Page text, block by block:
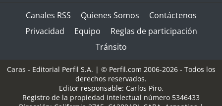
Canales RSS Quienes Somos
Contáctenos
Privacidad
Equipo
Reglas de participación
Tránsito
Caras - Editorial Perfil S.A. | © Perfil.com 2006-2026 - Todos los
derechos reservados.
Editor responsable: Carlos Piro.
Registro de la propiedad intelectual número 5346433